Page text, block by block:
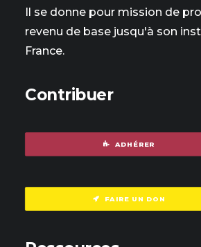
Il se donne pour mission de
revenu de base jusqu'à son
France.
Contribuer
ADHÉRER
FAIRE UN DON